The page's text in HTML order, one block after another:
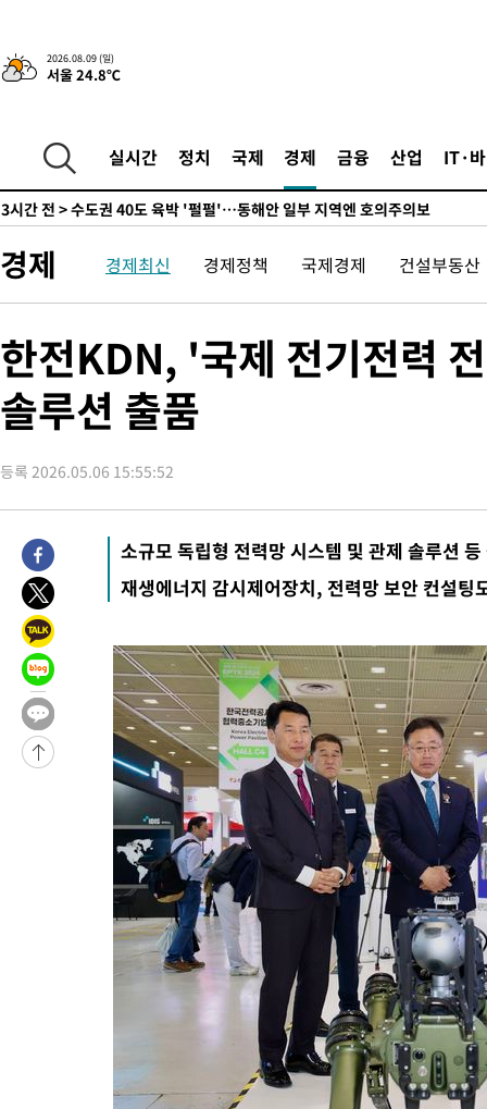
2026.08.09 (일)
서울 24.8℃
실시간 정치 국제 경제 금융 산업 IT·
10.17%
1시간 전 >이강인 "아틀레티코 이적 기뻐…등번호 7번 의미보단 팀 위해 뛸
3시간 전 >[속보]이강인 "감독님이 원하는 마음 느꼈고, 많은 트로피 원해 아
수도권 40도 육박 '펄펄'…동해안 일부 지역엔 호의주의보
4시간 전 >온열질환 사망자 3명 늘어…누적 환자 3000명 돌파
6시간 전 >
백운산서 80년근 천종산삼 9뿌리 발견…감정가 1.3억원
7시간 전 >선재도서 해루질 나섰다 실종 60대, 닷새 만에 숨진 채 발견
8시간 전 >남자 농구, 나고야 아시안게임서 '홈팀' 일본과 한일전
8시간 전 >여수 오동도 해상서 모터보트 전복…1명 사망·1명 실종
9시간 전 >극한폭염 한풀 꺾이지만…'낮 최고 35도' 무더위, 열대야 계속[다
날씨]
10시간 전 > 축구협회 "압수수색·성접대 논란 사과…쇄신의 기회로 삼겠다"
15시간 전 >[속보]뉴욕증시 상승 마감…S&P 0.6% 나스닥 1.3%↑
-3682초 전 >
이란 "호르무즈 재개방 합의 근접…美 배상 선행돼야"
1시간 전 >
[속보]與최고위원 제주·인천 순회경선…박선원·최민희·서미화·
수·김용 순
1시간 전 >
[속보]김민석, 與 전대 당원투표 누적 득표율 45.42%로 1위… 정
44.56%
1시간 전 >
10.17%
1시간 전 >
이강인 "아틀레티코 이적 기뻐…등번호 7번 의미보단 팀 위해 뛸
1시간 전 >
[속보]與 당대표 경선, 제주·인천 권리당원 투표 김민석 승리
3시간 전 >
낮 최고 35도 '무더위'…동해안 시간당 30㎜ '강한 비'[내일날씨]
3시간 전 >
[속보]이강인 "감독님이 원하는 마음 느꼈고, 많은 트로피 원해 아
수도권 40도 육박 '펄펄'…동해안 일부 지역엔 호의주의보
온열질환 사망자 3명 늘어…누적 환자 3000명 돌파
강릉에 시간당 81.4㎜ 물폭탄…도로 잠기고 담벼락 붕괴
백운산서 80년근 천종산삼 9뿌리 발견…감정가 1.3억원
선재도서 해루질 나섰다 실종 60대, 닷새 만에 숨진 채 발견
남자 농구, 나고야 아시안게임서 '홈팀' 일본과 한일전
여수 오동도 해상서 모터보트 전복…1명 사망·1명 실종
극한폭염 한풀 꺾이지만…'낮 최고 35도' 무더위, 열대야 계속[다
축구협회 "압수수색·성접대 논란 사과…쇄신의 기회로 삼겠다"
[속보]'압수수색·성접대 논란' 축구협회 "실망과 걱정 안겨드려
'최고 37도' 폭염 지속…강원동해안 최대 150㎜ 비
경제 경제최신 경제정책 국제경제 건설부동산
한전KDN, '국제 전기전력
솔루션 출품
등록 2026.05.06 15:55:52
소규모 독립형 전력망 시스템 및 관제 솔루션 등
재생에너지 감시제어장치, 전력망 보안 컨설팅